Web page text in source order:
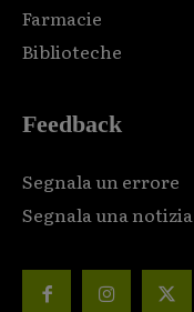
Farmacie
Biblioteche
Feedback
Segnala un errore
Segnala una notizia